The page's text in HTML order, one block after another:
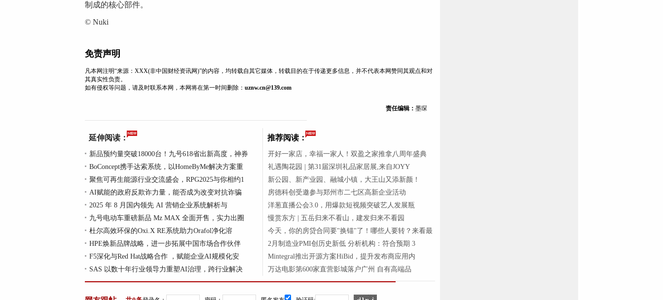
制成的核心部件。
© Nuki
免责声明
凡本网注明“来源：XXX(非中国财经资讯网)”的内容，均转载自其它媒体，转载目的在于传递更多信息，并不代表本网赞同其观点和对
其真实性负责。
如有侵权等问题，请及时联系本网，本网将在第一时间删除： uznw.cn@139.com
责任编辑： 墨琛
延伸阅读：
新品预约量突破18000台！九号618省出新高度，神券
BoConcept携手达索系统，以HomeByMe解决方案重
聚焦可再生能源行业交流盛会，RPG2025与你相约1
AI赋能的政府反欺诈力量，能否成为改变对抗诈骗
2025 年 8 月国内领先 AI 营销企业系统解析与
九号电动车重磅新品 Mz MAX 全面开售，实力出圈
杜尔高效环保的Oxi.X RE系统助力Orafol净化溶
HPE焕新品牌战略，进一步拓展中国市场合作伙伴
F5深化与Red Hat战略合作 ，赋能企业AI规模化安
SAS 以数十年行业领导力重塑AI治理，跨行业解决
推荐阅读：
开好一家店，幸福一家人！双盈之家推拿八周年盛典
礼遇陶花园 | 第31届深圳礼品家居展,来自JOYY
新公园、新产业园、融城小镇，大王山又添新颜！
房德科创受邀参与郑州市二七区高新企业活动
洋葱直播公会3.0，用爆款短视频突破艺人发展瓶
慢赏东方 | 五岳归来不看山，建发归来不看园
今天，你的房贷合同要"换锚"了！哪些人要转？来看最
2月制造业PMI创历史新低 分析机构：符合预期 3
Mintegral推出开源方案HiBid，提升发布商应用内
万达电影第600家直营影城落户广州 自有高端品